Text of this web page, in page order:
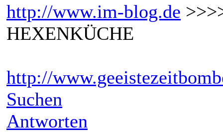
http://www.im-blog.de
HEXENKÜCHE
http://
Suchen
Antworten